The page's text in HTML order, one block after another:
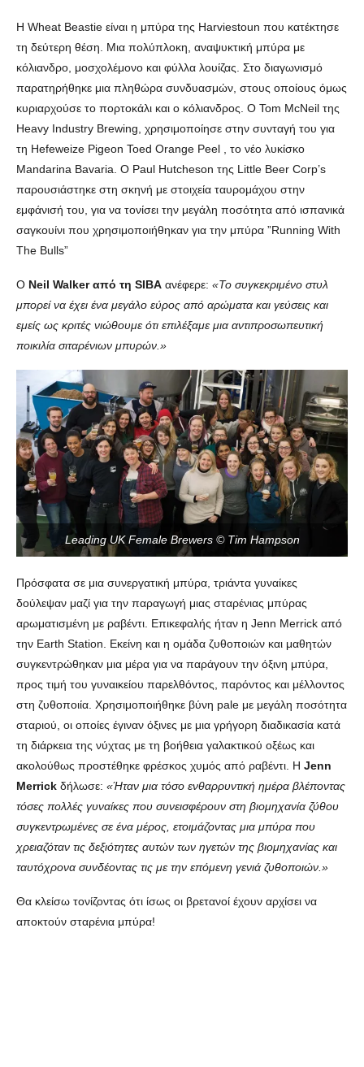
Η Wheat Beastie είναι η μπύρα της Harviestoun που κατέκτησε
τη δεύτερη θέση. Μια πολύπλοκη, αναψυκτική μπύρα με
κόλιανδρο, μοσχολέμονο και φύλλα λουίζας. Στο διαγωνισμό
παρατηρήθηκε μια πληθώρα συνδυασμών, στους οποίους όμως
κυριαρχούσε το πορτοκάλι και ο κόλιανδρος. Ο Tom McNeil της
Heavy Industry Brewing, χρησιμοποίησε στην συνταγή του για
τη Hefeweize Pigeon Toed Orange Peel , το νέο λυκίσκο
Mandarina Bavaria. Ο Paul Hutcheson της Little Beer Corp’s
παρουσιάστηκε στη σκηνή με στοιχεία ταυρομάχου στην
εμφάνισή του, για να τονίσει την μεγάλη ποσότητα από ισπανικά
σαγκουίνι που χρησιμοποιήθηκαν για την μπύρα ”Running With
The Bulls”
Ο Neil Walker από τη SIBA ανέφερε: «Το συγκεκριμένο στυλ
μπορεί να έχει ένα μεγάλο εύρος από αρώματα και γεύσεις και
εμείς ως κριτές νιώθουμε ότι επιλέξαμε μια αντιπροσωπευτική
ποικιλία σιταρένιων μπυρών.»
Leading UK Female Brewers © Tim Hampson
Πρόσφατα σε μια συνεργατική μπύρα, τριάντα γυναίκες
δούλεψαν μαζί για την παραγωγή μιας σταρένιας μπύρας
αρωματισμένη με ραβέντι. Επικεφαλής ήταν η Jenn Merrick από
την Earth Station. Εκείνη και η ομάδα ζυθοποιών και μαθητών
συγκεντρώθηκαν μια μέρα για να παράγουν την όξινη μπύρα,
προς τιμή του γυναικείου παρελθόντος, παρόντος και μέλλοντος
στη ζυθοποιία. Χρησιμοποιήθηκε βύνη pale με μεγάλη ποσότητα
σταριού, οι οποίες έγιναν όξινες με μια γρήγορη διαδικασία κατά
τη διάρκεια της νύχτας με τη βοήθεια γαλακτικού οξέως και
ακολούθως προστέθηκε φρέσκος χυμός από ραβέντι. Η Jenn
Merrick δήλωσε: «Ήταν μια τόσο ενθαρρυντική ημέρα βλέποντας
τόσες πολλές γυναίκες που συνεισφέρουν στη βιομηχανία ζύθου
συγκεντρωμένες σε ένα μέρος, ετοιμάζοντας μια μπύρα που
χρειαζόταν τις δεξιότητες αυτών των ηγετών της βιομηχανίας και
ταυτόχρονα συνδέοντας τις με την επόμενη γενιά ζυθοποιών.»
Θα κλείσω τονίζοντας ότι ίσως οι βρετανοί έχουν αρχίσει να
αποκτούν σταρένια μπύρα!